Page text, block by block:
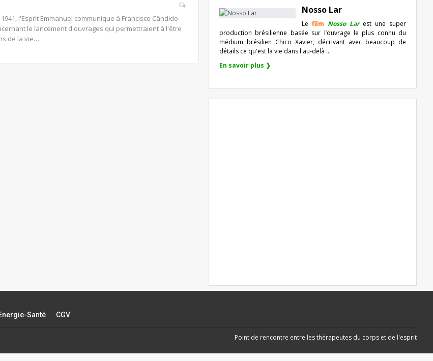
l'Esprit Emmanuel communique à Francisco Cândido
le lancement d'ouvrages qui permettraient à l'être
de la vie…
Nosso Lar
Le film Nosso Lar est une super
production brésilienne basée sur l’ouvrage le plus connu du
médium brésilien Chico Xavier, décrivant avec beaucoup de
détails ce qu'est la vie dans l'au-delà ...
En savoir plus ❯
Santé CGV
Point de rencontre entre les thérapeutes du corps et de l'esprit